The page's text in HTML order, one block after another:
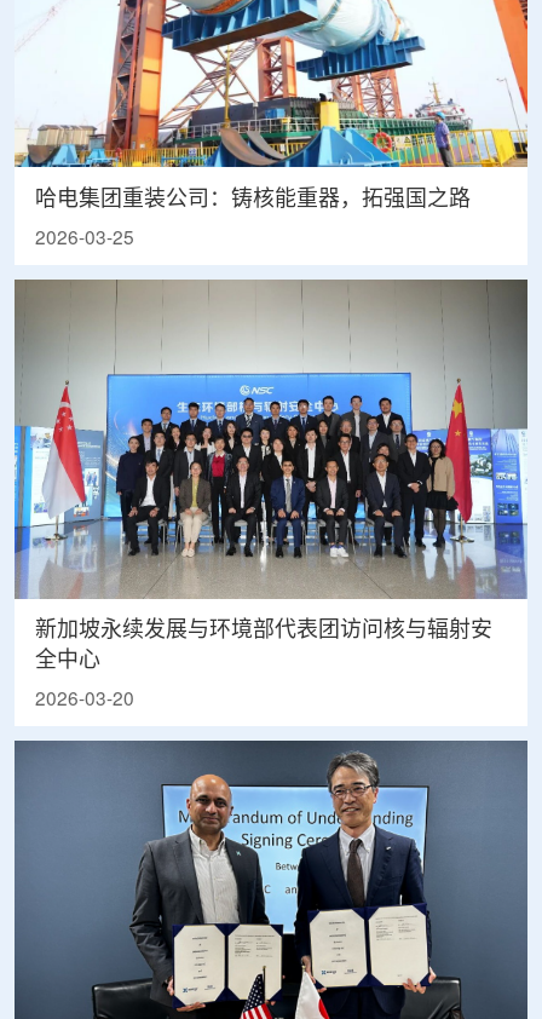
哈电集团重装公司：铸核能重器，拓强国之路
2026-03-25
新加坡永续发展与环境部代表团访问核与辐射安
全中心
2026-03-20